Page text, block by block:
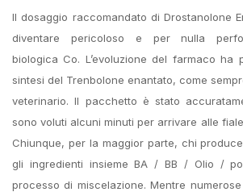
Il dosaggio raccomandato di Drostanolone
diventare pericoloso e per nulla
biologica Co. L’evoluzione del farmaco ha
sintesi del Trenbolone enantato, come
veterinario. Il pacchetto è stato
sono voluti alcuni minuti per arrivare alle
Chiunque, per la maggior parte, chi
gli ingredienti insieme BA / BB / Olio /
processo di miscelazione. Mentre